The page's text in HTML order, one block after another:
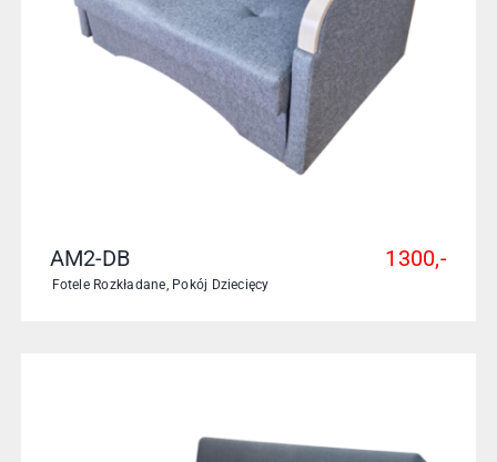
AM2-DB
Fotele Rozkładane, Pokój Dziecięcy
1300,-